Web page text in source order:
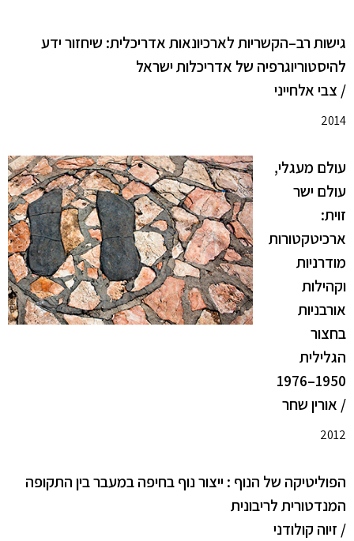
גישות רב–הקשריות לארכיונאות אדריכלית: שיחזור ידע
להיסטוריוגרפיה של אדריכלות ישראל
/ צבי אלחייני
2014
עולם מעגלי,
עולם ישר
זוית:
ארכיטקטורות
מודרניות
וקהילות
אורבניות
בחצור
הגלילית
1950–1976
/ אורין שחר
2012
הפוליטיקה של הנוף : ייצור נוף בחיפה במעבר בין התקופה
המנדטורית לריבונית
/ זיוה קולודני